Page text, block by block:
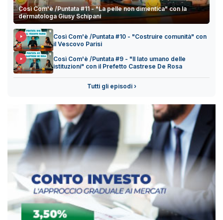
Così Com'è /Puntata #11 - "La pelle non dimentica" con la
dermatologa Giusy Schipani
Così Com'è /Puntata #10 - "Costruire comunità" con
il Vescovo Parisi
Così Com'è /Puntata #9 - "Il lato umano delle
istituzioni" con il Prefetto Castrese De Rosa
Tutti gli episodi ›